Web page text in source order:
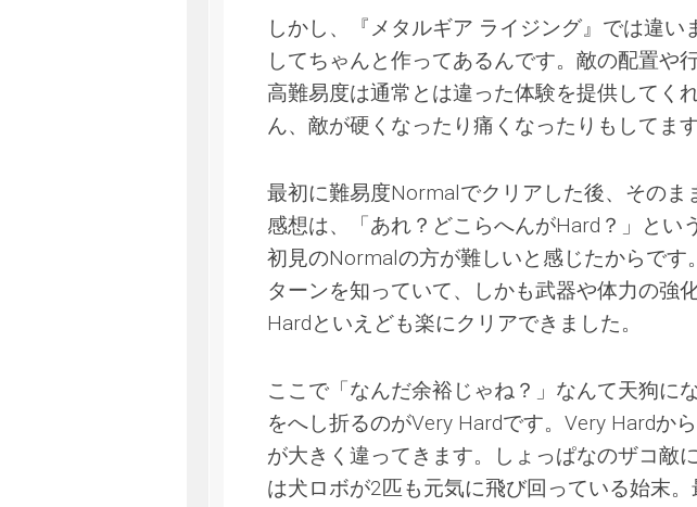
しかし、『メタルギア ライジング』では違い
してちゃんと作ってあるんです。敵の配置や
高難易度は通常とは違った体験を提供してく
ん、敵が硬くなったり痛くなったりもしてます
最初に難易度Normalでクリアした後、そのま
感想は、「あれ？どこらへんがHard？」とい
初見のNormalの方が難しいと感じたからです
ターンを知っていて、しかも武器や体力の強
Hardといえども楽にクリアできました。
ここで「なんだ余裕じゃね？」なんて天狗に
をへし折るのがVery Hardです。Very Hardか
が大きく違ってきます。しょっぱなのザコ敵
は犬ロボが2匹も元気に飛び回っている始末